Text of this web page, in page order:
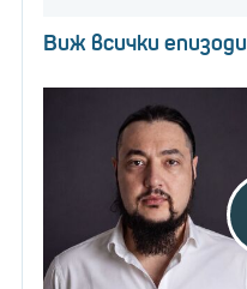
Виж всички епизоди